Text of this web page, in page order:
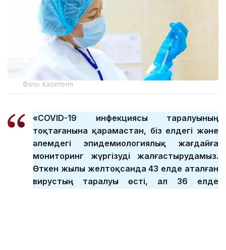
Фото: Kazinform
«COVID-19 инфекциясы таралуының
тоқтағанына қарамастан, біз елдегі және
әлемдегі эпидемиологиялық жағдайға
мониторинг жүргізуді жалғастырудамыз.
Өткен жылы желтоқсанда 43 елде аталған
вирустың таралуы өсті, ал 36 елде